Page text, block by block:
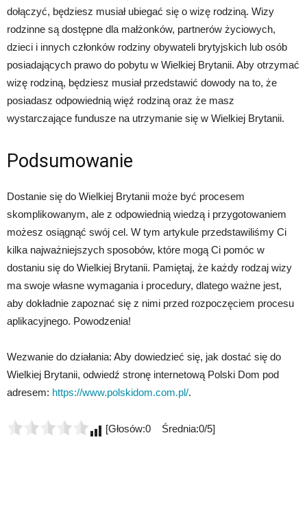
dołączyć, będziesz musiał ubiegać się o wizę rodziną. Wizy
rodzinne są dostępne dla małżonków, partnerów życiowych,
dzieci i innych członków rodziny obywateli brytyjskich lub osób
posiadających prawo do pobytu w Wielkiej Brytanii. Aby otrzymać
wizę rodziną, będziesz musiał przedstawić dowody na to, że
posiadasz odpowiednią więź rodziną oraz że masz
wystarczające fundusze na utrzymanie się w Wielkiej Brytanii.
Podsumowanie
Dostanie się do Wielkiej Brytanii może być procesem
skomplikowanym, ale z odpowiednią wiedzą i przygotowaniem
możesz osiągnąć swój cel. W tym artykule przedstawiliśmy Ci
kilka najważniejszych sposobów, które mogą Ci pomóc w
dostaniu się do Wielkiej Brytanii. Pamiętaj, że każdy rodzaj wizy
ma swoje własne wymagania i procedury, dlatego ważne jest,
aby dokładnie zapoznać się z nimi przed rozpoczęciem procesu
aplikacyjnego. Powodzenia!
Wezwanie do działania: Aby dowiedzieć się, jak dostać się do
Wielkiej Brytanii, odwiedź stronę internetową Polski Dom pod
adresem: https://www.polskidom.com.pl/.
[Głosów:0 Średnia:0/5]